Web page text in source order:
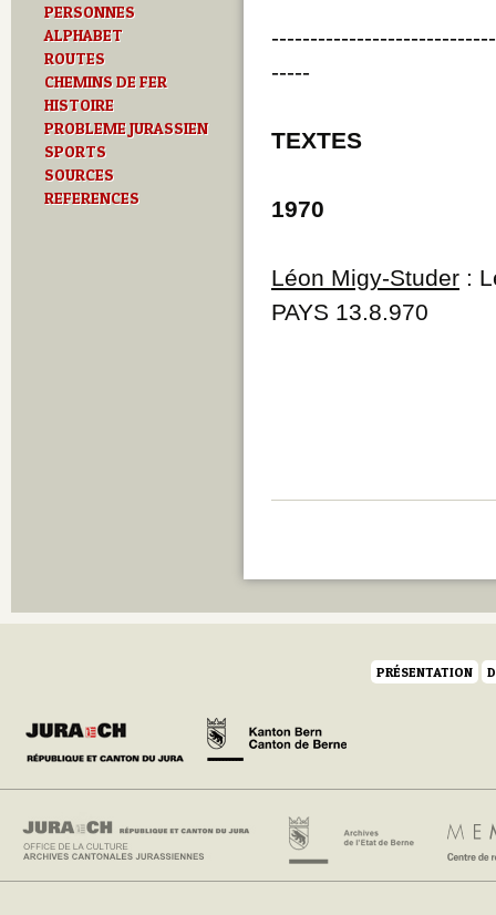
R
S
T
Textes
U
PERSONNES
ALPHABET
ROUTES
CHEMINS DE FER
HISTOIRE
PROBLEME JURASSIEN
SPORTS
SOURCES
REFERENCES
-----
TEXTES
1970
Léon Migy-Studer :
PAYS 13.8.970
PRÉSENTATION